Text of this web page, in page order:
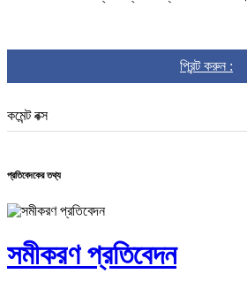
প্রিন্ট করুন :
কমেন্ট বক্স
প্রতিবেদকের তথ্য
সমীকরণ প্রতিবেদন